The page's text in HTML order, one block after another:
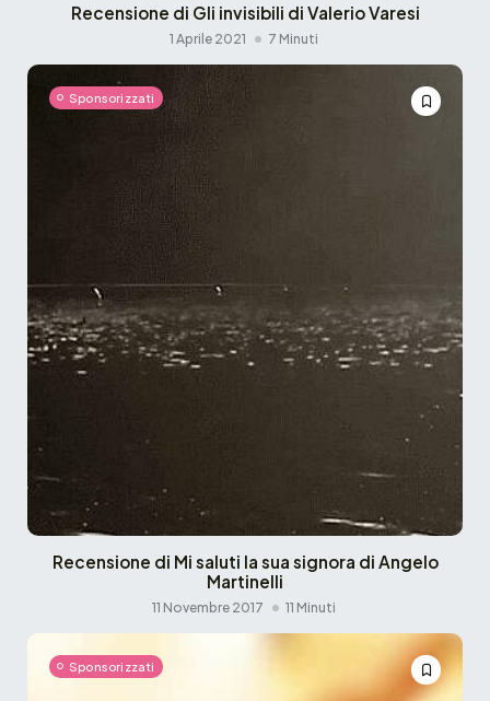
Recensione di Gli invisibili di Valerio Varesi
1 Aprile 2021 7 Minuti
Sponsorizzati
Recensione di Mi saluti la sua signora di Angelo
Martinelli
11 Novembre 2017 11 Minuti
Sponsorizzati